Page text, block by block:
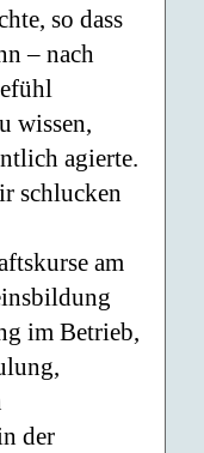
so dass
– nach
wissen,
agierte.
schlucken
am
im Betrieb,
der